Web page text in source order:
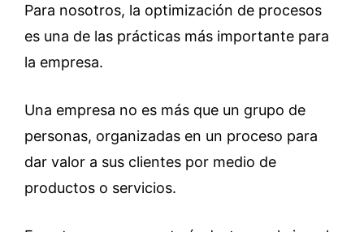
Para nosotros, la optimización de procesos
es una de las prácticas más importante para
la empresa.
Una empresa no es más que un grupo de
personas, organizadas en un proceso para
dar valor a sus clientes por medio de
productos o servicios.